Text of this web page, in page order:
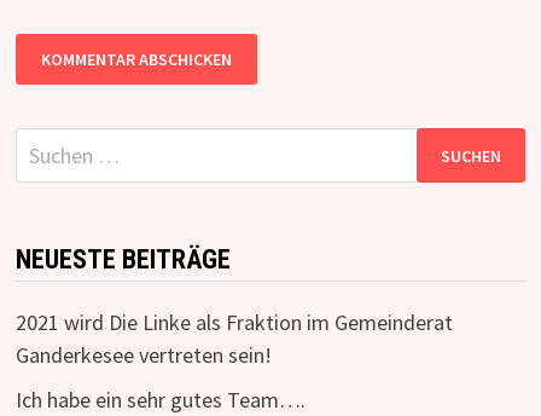
Suchen
nach:
NEUESTE BEITRÄGE
2021 wird Die Linke als Fraktion im Gemeinderat
Ganderkesee vertreten sein!
Ich habe ein sehr gutes Team….